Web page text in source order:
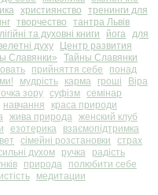
християнство
тренинги для
творчество
тантра Львів
та духовні книги йога для
духу
Центр развития
Славянки»
Тайны Славянки
прийняття себе
понад
мудрість карма гроші
Віра
зору суфізм семінар
навчання
краса природи
жива природа женский клуб
езотерика
взаємопідтримка
сімейні розстановки
страх
духом ручка
радість
природа
полюбити себе
медитации